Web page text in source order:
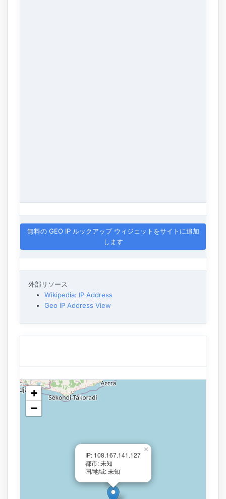
無料の GEO IP ルックアップ ウィジェットをサイトに追加
します
外部リソース
Wikipedia: IP Address
Geo IP Address View
IP: 108.167.141.127
都市: 未知
国/地域: 未知
×
+
−